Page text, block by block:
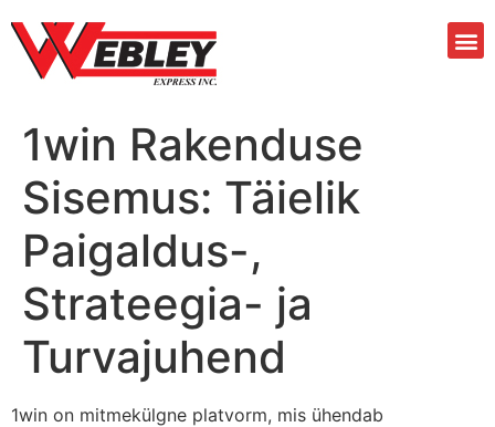
1win Rakenduse
Sisemus: Täielik
Paigaldus-,
Strateegia- ja
Turvajuhend
1win on mitmekülgne platvorm, mis ühendab